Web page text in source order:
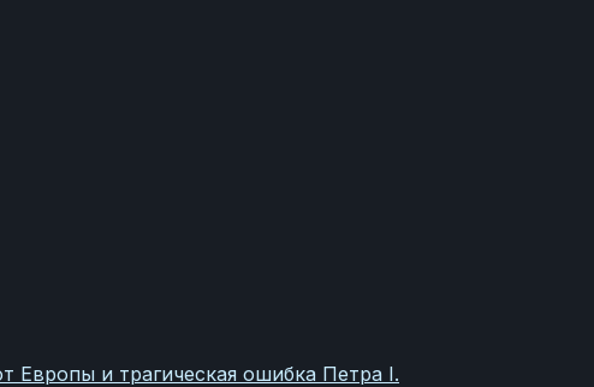
Европы и трагическая ошибка Петра I.